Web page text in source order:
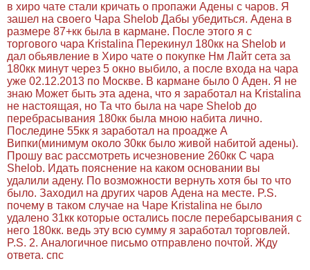
в хиро чате стали кричать о пропажи Адены с чаров. Я
зашел на своего Чара Shelob Дабы убедиться. Адена в
размере 87+кк была в кармане. После этого я с
торгового чара Kristalina Перекинул 180кк на Shelob и
дал обьявление в Хиро чате о покупке Нм Лайт сета за
180кк минут через 5 окно выбило, а после входа на чара
уже 02.12.2013 по Москве. В кармане было 0 Аден. Я не
знаю Может быть эта адена, что я заработал на Kristalina
не настоящая, но Та что была на чаре Shelob до
перебрасывания 180кк была мною набита лично.
Последине 55кк я заработал на проадже А
Випки(минимум около 30кк было живой набитой адены).
Прошу вас рассмотреть исчезновение 260кк С чара
Shelob. Идать пояснение на каком основании вы
удалили адену. По возможности вернуть хотя бы то что
было. Заходил на других чаров Адена на месте. P.S.
почему в таком случае на Чаре Kristalina не было
удалено 31кк которые остались после перебарсывания с
него 180кк. ведь эту всю сумму я заработал торговлей.
P.S. 2. Аналогичное письмо отправлено почтой. Жду
ответа. спс